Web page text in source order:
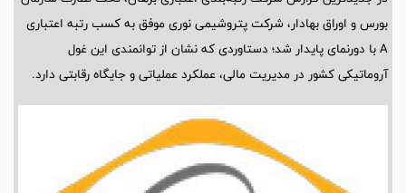
بورس و اوراق بهادار، شرکت پتروشیمی نوری موفق به کسب رتبه اعتباری
A با دورنمای پایدار شد؛ دستاوردی که نشان از توانمندی این غول
آروماتیکی کشور در مدیریت مالی، عملکرد عملیاتی و جایگاه رقابتی دارد.